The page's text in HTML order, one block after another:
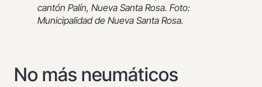
cantón Palín, Nueva Santa Rosa. Foto:
Municipalidad de Nueva Santa Rosa.
No más neumáticos